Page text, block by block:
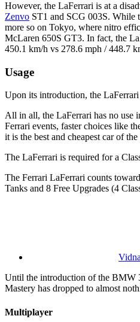
However, the LaFerrari is at a
Zenvo ST1 and SCG 003S. While
more so on Tokyo, where nitro
McLaren 650S GT3. In fact, the
450.1 km/h vs 278.6 mph / 448.7
Usage
Upon its introduction, the
All in all, the LaFerrari has no use
Ferrari events, faster choices like
it is the best and cheapest car of
The LaFerrari is required for a
The Ferrari LaFerrari counts
Tanks and 8 Free Upgrades (4
Until the introduction of the BMW
Mastery has dropped to almost
Multiplayer